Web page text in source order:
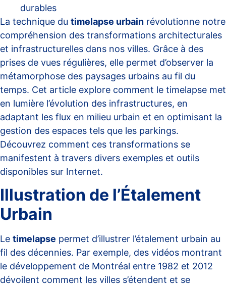
durables
La technique du timelapse urbain révolutionne notre
compréhension des transformations architecturales
et infrastructurelles dans nos villes. Grâce à des
prises de vues régulières, elle permet d’observer la
métamorphose des paysages urbains au fil du
temps. Cet article explore comment le timelapse met
en lumière l’évolution des infrastructures, en
adaptant les flux en milieu urbain et en optimisant la
gestion des espaces tels que les parkings.
Découvrez comment ces transformations se
manifestent à travers divers exemples et outils
disponibles sur Internet.
Illustration de l’Étalement
Urbain
Le timelapse permet d’illustrer l’étalement urbain au
fil des décennies. Par exemple, des vidéos montrant
le développement de Montréal entre 1982 et 2012
dévoilent comment les villes s’étendent et se